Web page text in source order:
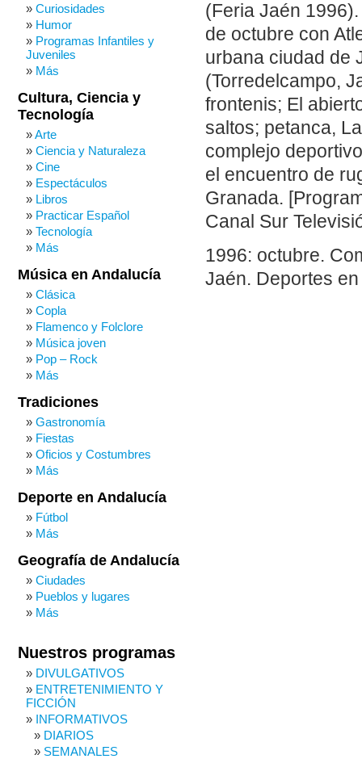
(Feria Jaén
de octubre con
urbana ciudad de
(Torredelcampo,
frontenis; El
saltos; petanca,
complejo
el encuentro de
Granada.
Canal Sur
1996: octubre.
Jaén. Deportes
Curiosidades
Humor
Programas Infantiles y
Juveniles
Más
Cultura, Ciencia y
Tecnología
Arte
Ciencia y Naturaleza
Cine
Espectáculos
Libros
Practicar Español
Tecnología
Más
Música en Andalucía
Clásica
Copla
Flamenco y Folclore
Música joven
Pop – Rock
Más
Tradiciones
Gastronomía
Fiestas
Oficios y Costumbres
Más
Deporte en Andalucía
Fútbol
Más
Geografía de Andalucía
Ciudades
Pueblos y lugares
Más
Nuestros programas
DIVULGATIVOS
ENTRETENIMIENTO Y
FICCIÓN
INFORMATIVOS
DIARIOS
SEMANALES